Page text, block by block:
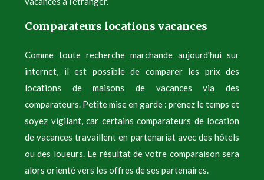
Comparateurs locations vacances
Comme toute recherche marchande aujourd'hui sur
internet, il est possible de comparer les prix des
locations de maisons de vacances via des
comparateurs. Petite mise en garde : prenez le temps et
soyez vigilant, car certains comparateurs de location
de vacances travaillent en partenariat avec des hôtels
ou des loueurs. Le résultat de votre comparaison sera
alors orienté vers les offres de ses partenaires.